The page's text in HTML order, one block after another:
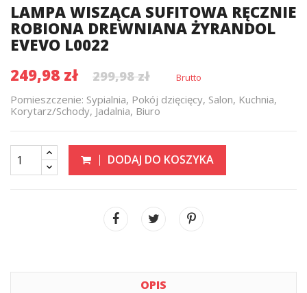
LAMPA WISZĄCA SUFITOWA RĘCZNIE
ROBIONA DREWNIANA ŻYRANDOL
EVEVO L0022
249,98 zł
299,98 zł Brutto
Pomieszczenie: Sypialnia, Pokój dzięcięcy, Salon, Kuchnia,
Korytarz/Schody, Jadalnia, Biuro
DODAJ DO KOSZYKA
OPIS